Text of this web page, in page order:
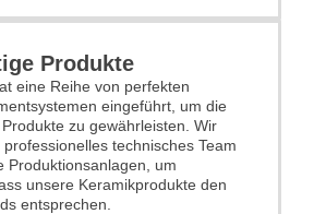
Produkte
eine Reihe von perfekten
eingeführt, um die
zu gewährleisten. Wir
technisches Team
Produktionsanlagen, um
unsere Keramikprodukte den
entsprechen.